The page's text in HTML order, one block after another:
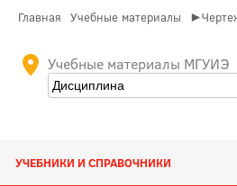
Главная Учебные материалы
Учебные материалы МГУИЭ
УЧЕБНИКИ И СПРАВОЧНИКИ